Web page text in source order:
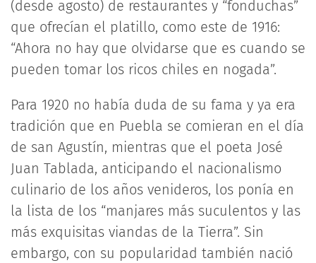
(desde agosto) de restaurantes y “fonduchas”
que ofrecían el platillo, como este de 1916:
“Ahora no hay que olvidarse que es cuando se
pueden tomar los ricos chiles en nogada”.
Para 1920 no había duda de su fama y ya era
tradición que en Puebla se comieran en el día
de san Agustín, mientras que el poeta José
Juan Tablada, anticipando el nacionalismo
culinario de los años venideros, los ponía en
la lista de los “manjares más suculentos y las
más exquisitas viandas de la Tierra”. Sin
embargo, con su popularidad también nació